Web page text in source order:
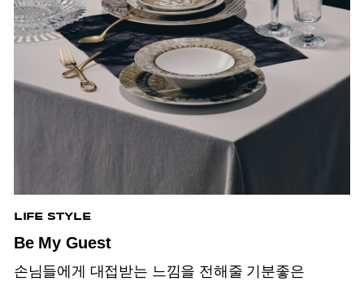
LIFE STYLE
Be My Guest
손님들에게 대접받는 느낌을 전해줄 기분좋은